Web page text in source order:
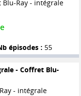
Ray - intégrale
épisodes : 55
- Coffret Blu-
- intégrale